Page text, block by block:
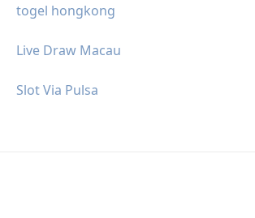
togel hongkong
Live Draw Macau
Slot Via Pulsa